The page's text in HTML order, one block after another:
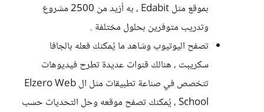
بموقع مثل Edabit ، به أزيد من 2500 مشروع
وتدريب متوفرين بحلول مختلفة .
تصفح اليوتيوب وشاهد ما يُمكنك فعله بالجافا
سكريبت ، هنالك قنوات عديدة تطرح فيديوهات
تتخصص في صناعة تطبيقات مثل ال Elzero Web
School ، يُمكنك تصفح موقعه وحل التحديات حسب